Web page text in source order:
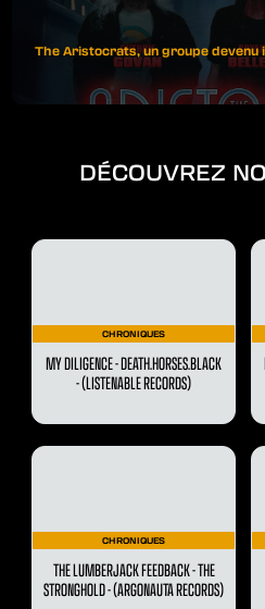
The Aristocrats, un groupe devenu
DÉCOUVREZ
CHRONIQUES
MY DILIGENCE - DEATH.HORSES.BLACK
- (LISTENABLE RECORDS)
CHRONIQUES
THE LUMBERJACK FEEDBACK - THE
STRONGHOLD - (ARGONAUTA RECORDS)